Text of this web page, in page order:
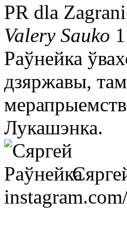
PR dla
Valery Sauko
Раўнейка
дзяржавы,
Лукашэнка.